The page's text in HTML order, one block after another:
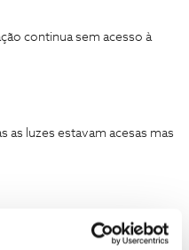
continua sem acesso à
as luzes estavam acesas mas
sem internet porque a uso
pouco tempo, principalmente